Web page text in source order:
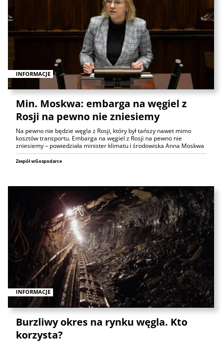
INFORMACJE
Min. Moskwa: embarga na węgiel z
Rosji na pewno nie zniesiemy
Na pewno nie będzie węgla z Rosji, który był tańszy nawet mimo
kosztów transportu. Embarga na węgiel z Rosji na pewno nie
zniesiemy – powiedziała minister klimatu i środowiska Anna Moskwa
Zespół wGospodarce
INFORMACJE
Burzliwy okres na rynku węgla. Kto
korzysta?